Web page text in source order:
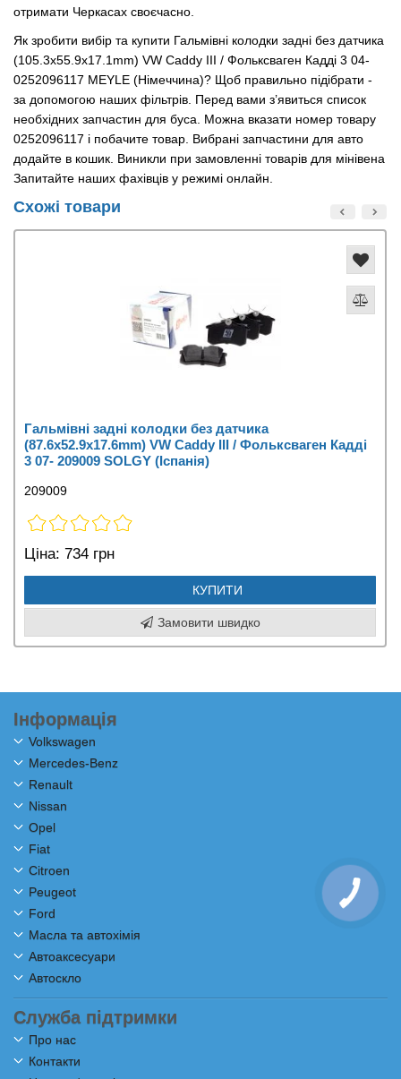
отримати Черкасах своєчасно.
Як зробити вибір та купити Гальмівні колодки задні без датчика
(105.3х55.9х17.1mm) VW Caddy III / Фольксваген Кадді 3 04-
0252096117 MEYLE (Німеччина)? Щоб правильно підібрати -
за допомогою наших фільтрів. Перед вами з’явиться список
необхідних запчастин для буса. Можна вказати номер товару
0252096117 і побачите товар. Вибрані запчастини для авто
додайте в кошик. Виникли при замовленні товарів для мінівена
Запитайте наших фахівців у режимі онлайн.
Схожі товари
Гальмівні задні колодки без датчика
(87.6х52.9х17.6mm) VW Caddy III / Фольксваген Кадді
3 07- 209009 SOLGY (Іспанія)
209009
Ціна: 734 грн
КУПИТИ
Замовити швидко
Інформація
Volkswagen
Mercedes-Benz
Renault
Nissan
Opel
Fiat
Citroen
Peugeot
Ford
Масла та автохімія
Автоаксесуари
Автоскло
Служба підтримки
Про нас
Контакти